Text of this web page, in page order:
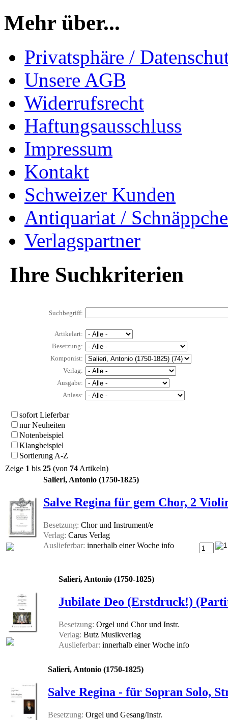
Mehr über...
Privatsphäre /
Unsere AGB
Widerrufsrecht
Haftungsausschluss
Impressum
Kontakt
Schweizer Kunden
Antiquariat /
Verlagspartner
Ihre Suchkriterien
Suchbegriff:
Artikelart:
Besetzung:
Komponist:
Verlag:
Ausgabe:
Anlass:
sofort Lieferbar
nur Neuheiten
Notenbeispiel
Klangbeispiel
Sortierung A-Z
Zeige 1 bis 25 (von 74Artikeln)
Salieri, Antonio (1750-1825)
Salve Regina für gem Chor, 2
Besetzung: Chor und Instrument/e
Verlag: Carus Verlag
Auslieferbar: innerhalb einer Woche info
Salieri, Antonio (1750-1825)
Jubilate Deo (Erstdruck!)
Besetzung: Orgel und Chor und Instr.
Verlag: Butz Musikverlag
Auslieferbar: innerhalb einer Woche info
Salieri, Antonio (1750-1825)
Salve Regina - für Sopran Solo,
Besetzung: Orgel und Gesang/Instr.